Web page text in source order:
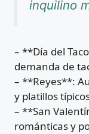
inquilino
– **Día del
demanda de
– **Reyes**:
y platillos
– **San
románticas y